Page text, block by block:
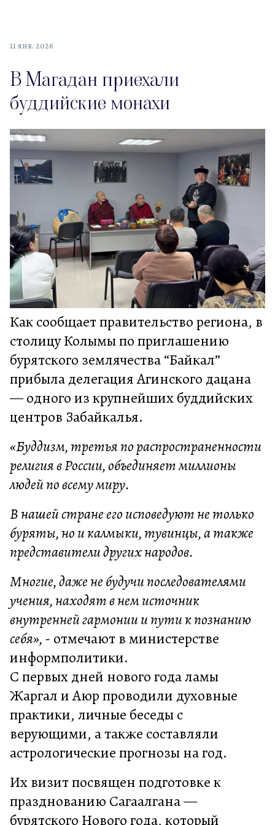
11 янв. 2026
В Магадан приехали
буддийские монахи
Как сообщает правительство региона, в
столицу Колымы по приглашению
бурятского землячества “Байкал”
прибыла делегация Агинского дацана
— одного из крупнейших буддийских
центров Забайкалья.
«Буддизм, третья по распространенности
религия в России, объединяет миллионы
людей по всему миру.
В нашей стране его исповедуют не только
буряты, но и калмыки, тувинцы, а также
представители других народов.
Многие, даже не будучи последователями
учения, находят в нем источник
внутренней гармонии и пути к познанию
себя»,- отмечают в министерстве
информполитики.
С первых дней нового года ламы
Жаргал и Аюр проводили духовные
практики, личные беседы с
верующими, а также составляли
астрологические прогнозы на год.
Их визит посвящен подготовке к
празднованию Сагаалгана —
бурятского Нового года, который